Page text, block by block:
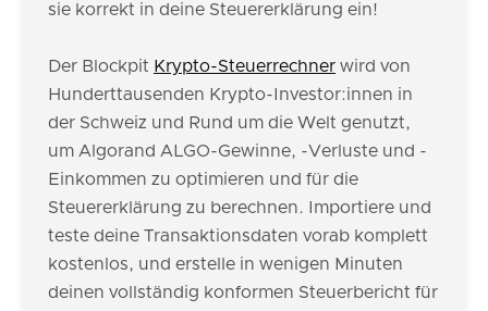
sie korrekt in deine Steuererklärung ein!
Der Blockpit Krypto-Steuerrechner wird von
Hunderttausenden Krypto-Investor:innen in
der Schweiz und Rund um die Welt genutzt,
um Algorand ALGO-Gewinne, -Verluste und -
Einkommen zu optimieren und für die
Steuererklärung zu berechnen. Importiere und
teste deine Transaktionsdaten vorab komplett
kostenlos, und erstelle in wenigen Minuten
deinen vollständig konformen Steuerbericht für